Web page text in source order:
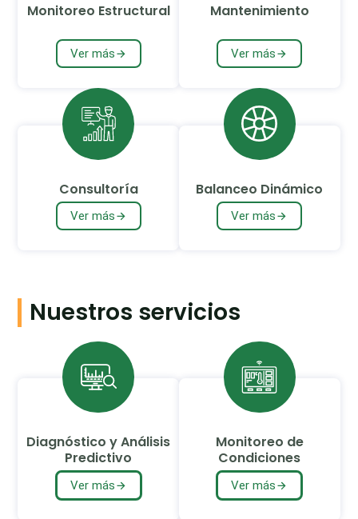
Monitoreo Estructural
Ver más
Mantenimiento
Ver más
Consultoría
Ver más
Balanceo Dinámico
Ver más
Nuestros servicios
Diagnóstico y Análisis
Predictivo
Ver más
Monitoreo de
Condiciones
Ver más